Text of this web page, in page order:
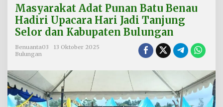
y
a
r
a
a
t
P
Masyarakat Adat Punan Batu Benau
Hadiri Upacara Hari Jadi Tanjung
Selor dan Kabupaten Bulungan
Benuanta03
13 Oktober 2025
Bulungan